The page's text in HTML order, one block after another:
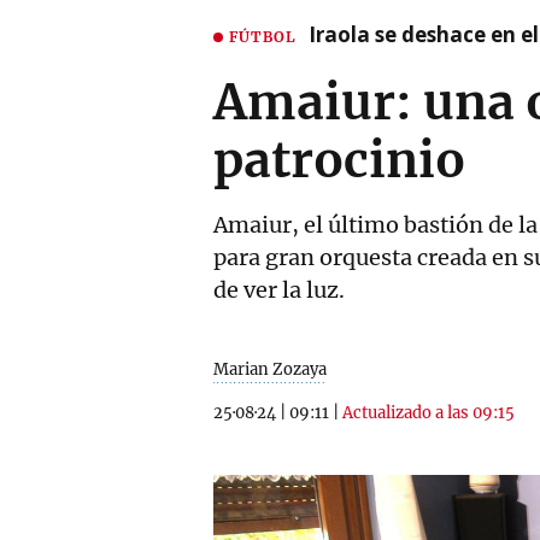
FÚTBOL Iraola se deshace en
Amaiur: una
patrocinio
Amaiur, el último bastión de
para gran orquesta creada en
de ver la luz.
Marian Zozaya
25·08·24 09:11 |Actualizado a las 09:15